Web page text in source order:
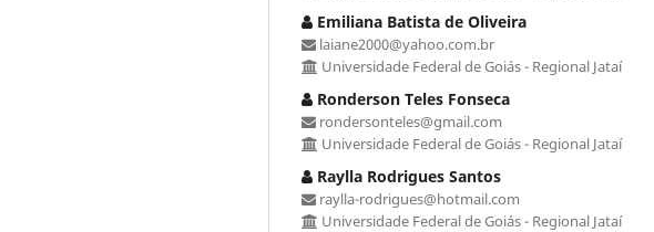
Emiliana Batista de Oliveira
laiane2000@yahoo.com.br
Universidade Federal de Goiás - Regional Jataí
Ronderson Teles Fonseca
rondersonteles@gmail.com
Universidade Federal de Goiás - Regional Jataí
Raylla Rodrigues Santos
raylla-rodrigues@hotmail.com
Universidade Federal de Goiás - Regional Jataí